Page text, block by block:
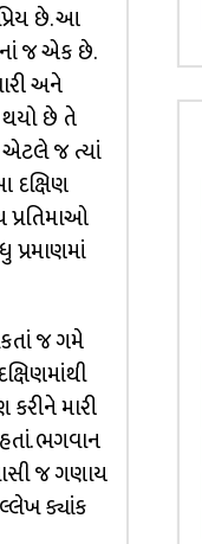
છે. આ
જ એક છે.
અને
છે તે
જ ત્યાં
દક્ષિણ
જ ગમે
મારી
ભગવાન
જ ગણાય
ક્યાંક